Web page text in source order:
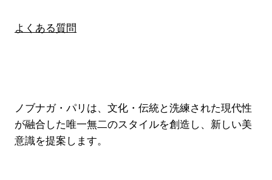
よくある質問
ノブナガ・パリは、文化・伝統と洗練された現代性
が融合した唯一無二のスタイルを創造し、新しい美
意識を提案します。